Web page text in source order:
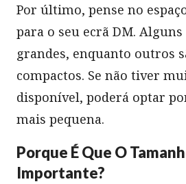
Por último, pense no
para o seu ecrã DM.
grandes, enquanto outros
compactos. Se não tiver
disponível, poderá optar
mais pequena.
Porque É Que O
Importante?